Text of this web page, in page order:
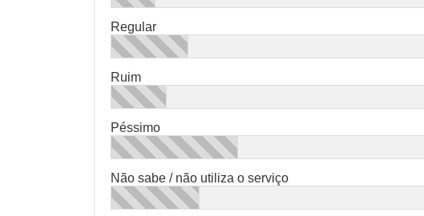
Regular
Ruim
Péssimo
Não sabe / não utiliza o serviço